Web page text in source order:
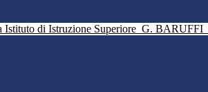
Istituto di Istruzione Superiore G. BARUFFI